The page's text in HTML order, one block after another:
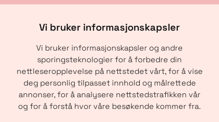
Vi bruker informasjonskapsler
Vi bruker informasjonskapsler og andre
sporingsteknologier for å forbedre din
nettleseropplevelse på nettstedet vårt, for å vise
deg personlig tilpasset innhold og målrettede
annonser, for å analysere nettstedstrafikken vår
og for å forstå hvor våre besøkende kommer fra.
SENDE